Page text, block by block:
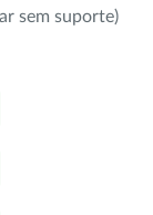
sem suporte)